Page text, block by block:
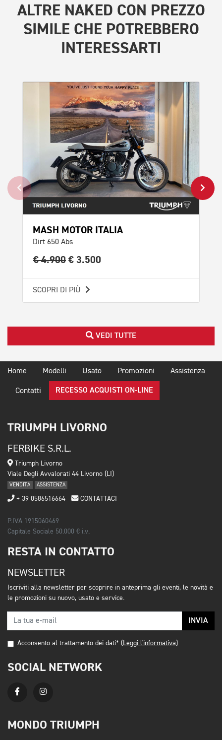
ALTRE NAKED CON PREZZO
SIMILE CHE POTREBBERO
INTERESSARTI
MASH MOTOR ITALIA
Dirt 650 Abs
€ 4.900 € 3.500
SCOPRI DI PIÙ
VEDI TUTTE
Home Modelli Usato Promozioni Assistenza
Contatti RECESSO ACQUISTI ON-LINE
TRIUMPH LIVORNO
FERBIKE S.R.L.
Triumph Livorno
Viale Degli Avvalorati 44 Livorno (LI)
VENDITA ASSISTENZA
+ 39 0586516664 CONTATTACI
P.IVA 1915060469
Capitale Sociale 50.000 € i.v.
RESTA IN CONTATTO
NEWSLETTER
Iscriviti alla newsletter per scoprire in anteprima gli eventi, le novità e
le promozioni su nuovo, usato e service.
INVIA
Acconsento al trattamento dei dati* (Leggi l'informativa)
SOCIAL NETWORK
MONDO TRIUMPH